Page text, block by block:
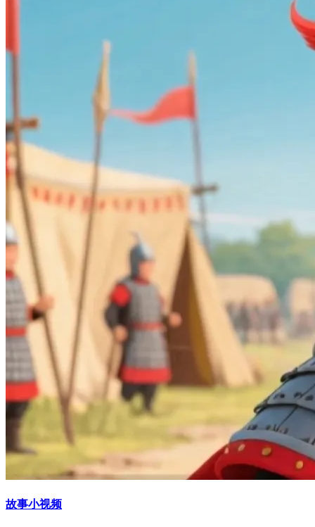
故事小视频